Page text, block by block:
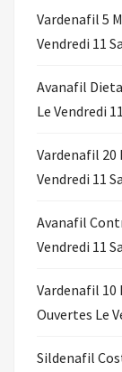
Vardenafil 5
Vendredi 11
Avanafil
Le Vendredi
Vardenafil 20
Vendredi 11
Avanafil
Vendredi 11
Vardenafil
Ouvertes Le
Sildenafil